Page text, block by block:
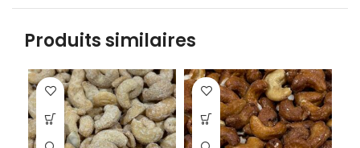
Produits similaires